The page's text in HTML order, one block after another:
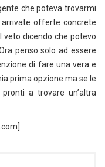
che poteva trovarmi
arrivate offerte concrete
veto dicendo che potevo
penso solo ad essere
di fare una vera e
prima opzione ma se le
a trovare un’altra